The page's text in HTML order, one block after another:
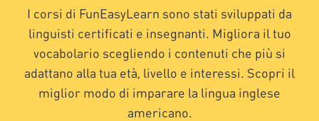
I corsi di FunEasyLearn sono stati sviluppati da
linguisti certificati e insegnanti. Migliora il tuo
vocabolario scegliendo i contenuti che più si
adattano alla tua età, livello e interessi. Scopri il
miglior modo di imparare la lingua inglese
americano.